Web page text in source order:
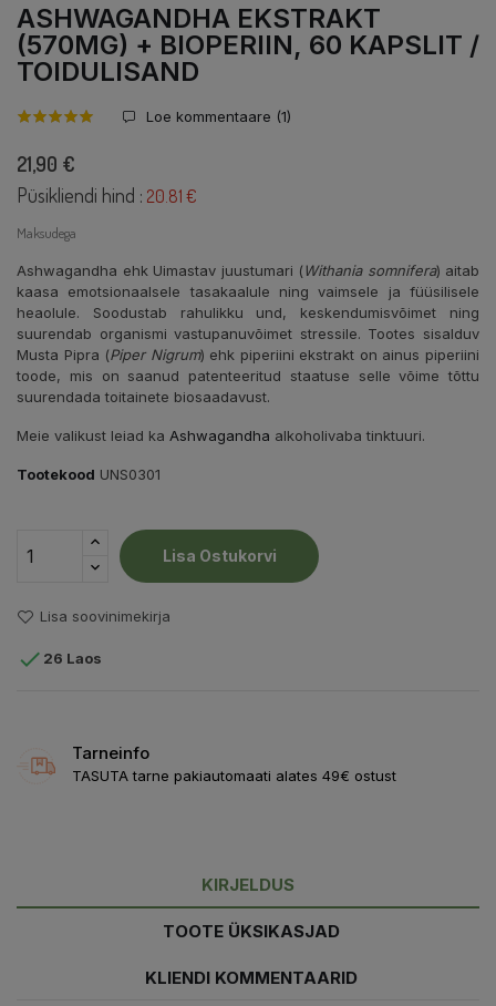
ASHWAGANDHA EKSTRAKT
(570MG) + BIOPERIIN, 60 KAPSLIT /
TOIDULISAND
Loe kommentaare (1)
21,90 €
Püsikliendi hind : 20.81 €
Maksudega
Ashwagandha ehk Uimastav juustumari (Withania somnifera) aitab
kaasa emotsionaalsele tasakaalule ning vaimsele ja füüsilisele
heaolule. Soodustab rahulikku und, keskendumisvõimet ning
suurendab organismi vastupanuvõimet stressile. Tootes sisalduv
Musta Pipra (Piper Nigrum) ehk piperiini ekstrakt on ainus piperiini
toode, mis on saanud patenteeritud staatuse selle võime tõttu
suurendada toitainete biosaadavust.
Meie valikust leiad ka Ashwagandha alkoholivaba tinktuuri.
Tootekood UNS0301
Lisa Ostukorvi
Lisa soovinimekirja
 26 Laos
Tarneinfo
TASUTA tarne pakiautomaati alates 49€ ostust
KIRJELDUS
TOOTE ÜKSIKASJAD
KLIENDI KOMMENTAARID